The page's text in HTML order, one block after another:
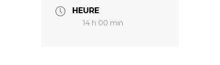
HEURE
14 h 00 min